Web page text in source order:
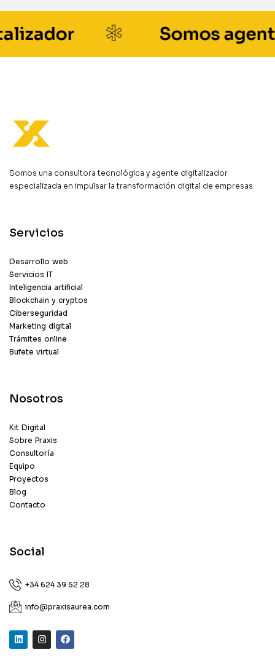
* Somos agente
Somos una consultora tecnológica y agente digitalizador
especializada en impulsar la transformación digital de empresas.
Servicios
Desarrollo web
Servicios IT
Inteligencia artificial
Blockchain y cryptos
Ciberseguridad
Marketing digital
Trámites online
Bufete virtual
Nosotros
Kit Digital
Sobre Praxis
Consultoría
Equipo
Proyectos
Blog
Contacto
Social
+34 624 39 52 28
info@praxisaurea.com